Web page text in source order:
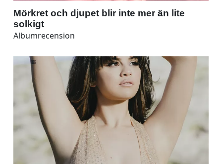
Mörkret och djupet blir inte mer än lite
solkigt
Albumrecension